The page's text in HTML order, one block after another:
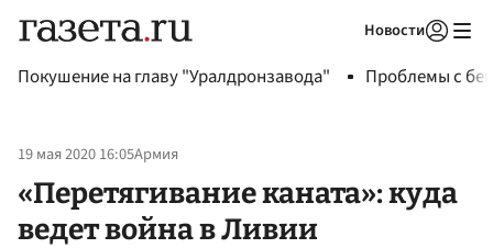
Новости
Покушение на главу "Уралдронзавода" Проблемы с
19 мая 2020 16:05Армия
«Перетягивание каната»: куда
ведет война в Ливии